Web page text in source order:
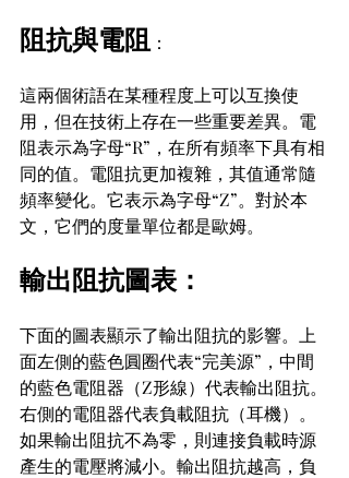
阻抗與電阻 ：
這兩個術語在某種程度上可以互換使
用，但在技術上存在一些重要差異。電
阻表示為字母“R”，在所有頻率下具有相
同的值。電阻抗更加複雜，其值通常隨
頻率變化。它表示為字母“Z”。對於本
文，它們的度量單位都是歐姆。
輸出阻抗圖表：
下面的圖表顯示了輸出阻抗的影響。上
面左側的藍色圓圈代表“完美源”，中間
的藍色電阻器（Z形線）代表輸出阻抗。
右側的電阻器代表負載阻抗（耳機）。
如果輸出阻抗不為零，則連接負載時源
產生的電壓將減小。輸出阻抗越高，負